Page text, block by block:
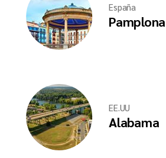
España
Pamplona
EE.UU
Alabama